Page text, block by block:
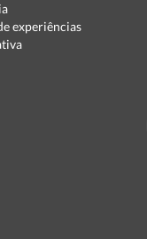
experiências